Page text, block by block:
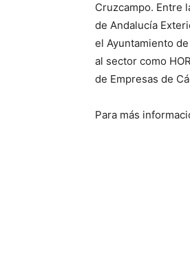
Cruzcampo. Entre
de Andalucía
el Ayuntamiento
al sector como
de Empresas de
Para más